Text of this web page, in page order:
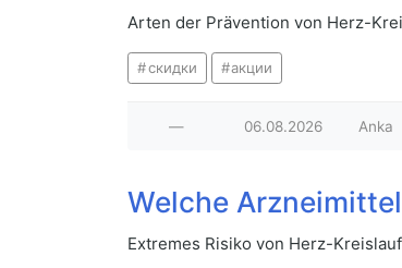
Arten der Prävention von Herz-
скидки акции
— 06.08.2026 Anka
Welche
Extremes Risiko von Herz-